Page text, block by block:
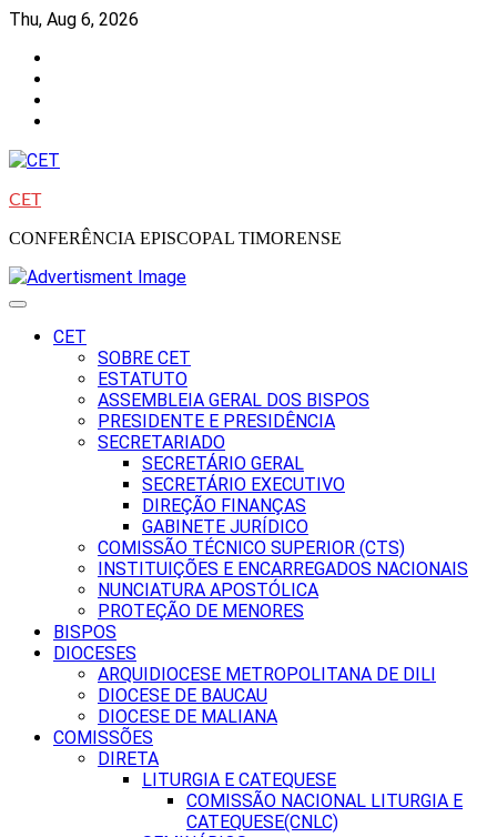
Skip
content
Thu, Aug 6, 2026
CET
CONFERÊNCIA EPISCOPAL TIMORENSE
CET
SOBRE CET
ESTATUTO
ASSEMBLEIA GERAL DOS BISPOS
PRESIDENTE E PRESIDÊNCIA
SECRETARIADO
SECRETÁRIO GERAL
SECRETÁRIO EXECUTIVO
DIREÇÃO FINANÇAS
GABINETE JURÍDICO
COMISSÃO TÉCNICO SUPERIOR (CTS)
INSTITUIÇÕES E ENCARREGADOS NACIONAIS
NUNCIATURA APOSTÓLICA
PROTEÇÃO DE MENORES
BISPOS
DIOCESES
ARQUIDIOCESE METROPOLITANA DE DILI
DIOCESE DE BAUCAU
DIOCESE DE MALIANA
COMISSÕES
DIRETA
LITURGIA E CATEQUESE
COMISSÃO NACIONAL LITURGIA E
CATEQUESE(CNLC)